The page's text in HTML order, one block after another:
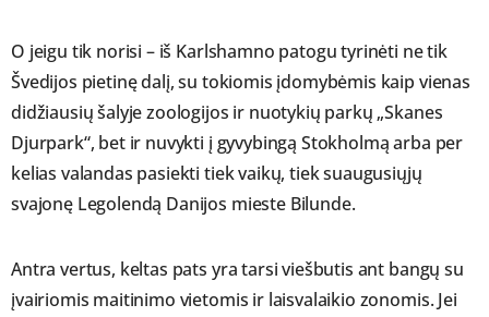
O jeigu tik norisi – iš Karlshamno patogu tyrinėti ne tik
Švedijos pietinę dalį, su tokiomis įdomybėmis kaip vienas
didžiausių šalyje zoologijos ir nuotykių parkų „Skanes
Djurpark“, bet ir nuvykti į gyvybingą Stokholmą arba per
kelias valandas pasiekti tiek vaikų, tiek suaugusiųjų
svajonę Legolendą Danijos mieste Bilunde.
Antra vertus, keltas pats yra tarsi viešbutis ant bangų su
įvairiomis maitinimo vietomis ir laisvalaikio zonomis. Jei